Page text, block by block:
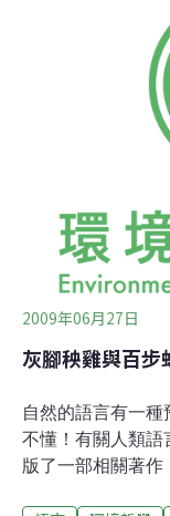
帶入哥倫比亞的
Flickr用戶
Azadón de Palo
希望她回答這個
2009年06月27日
灰腳秧雞與百步
自然的語言有一
不懂！有關人類語
版了一部相關著